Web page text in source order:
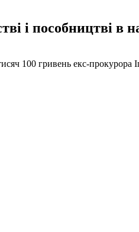
і пособництві в
100 гривень екс-прокурора